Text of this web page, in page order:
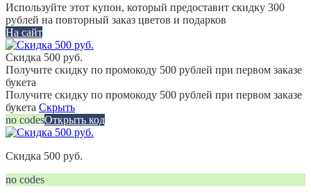
Используйте этот купон, который предоставит скидку 300
рублей на повторный заказ цветов и подарков
На сайт
Скидка 500 руб.
Получите скидку по промокоду 500 рублей при первом заказе
букета
Получите скидку по промокоду 500 рублей при первом заказе
букета Скрыть
no codesОткрыть код
Скидка 500 руб.
no codes